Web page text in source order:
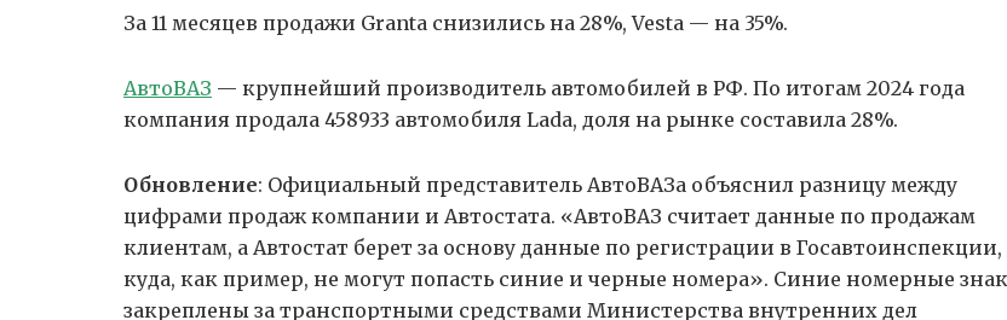
За 11 месяцев продажи Granta снизились на 28%, Vesta — на 35%.
АвтоВАЗ — крупнейший производитель автомобилей в РФ. По итогам 2024 года
компания продала 458933 автомобиля Lada, доля на рынке составила 28%.
Обновление: Официальный представитель АвтоВАЗа объяснил разницу между
цифрами продаж компании и Автостата. «АвтоВАЗ считает данные по продажам
клиентам, а Автостат берет за основу данные по регистрации в Госавтоинспекции,
куда, как пример, не могут попасть синие и черные номера». Синие номерные
закреплены за транспортными средствами Министерства внутренних дел